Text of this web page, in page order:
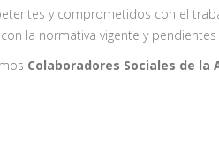
y comprometidos con el
la normativa vigente y
Colaboradores Sociales de la